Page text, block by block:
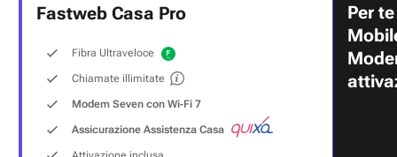
Fastweb Casa Pro
Fibra Ultraveloce
Chiamate illimitate
Modem Seven con Wi‑Fi 7
Assicurazione Assistenza Casa
Per